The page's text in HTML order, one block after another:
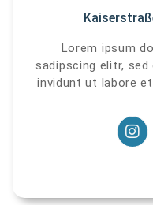
Lorem ipsum
sadipscing elitr,
invidunt ut labore